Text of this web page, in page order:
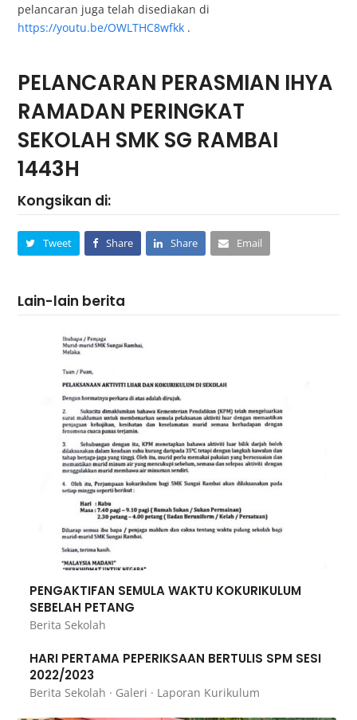
pelancaran juga telah disediakan di
https://youtu.be/OWLTHC8wfkk .
PELANCARAN PERASMIAN IHYA
RAMADAN PERINGKAT
SEKOLAH SMK SG RAMBAI
1443H
Kongsikan di:
Tweet Share Share Email
Lain-lain berita
PENGAKTIFAN SEMULA WAKTU KOKURIKULUM
SEBELAH PETANG
Berita Sekolah
HARI PERTAMA PEPERIKSAAN BERTULIS SPM SESI
2022/2023
Berita Sekolah · Galeri · Laporan Kurikulum